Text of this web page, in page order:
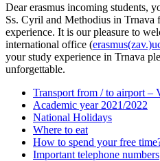
Dear erasmus incoming students,
Ss. Cyril and Methodius in Trnava
experience. It is our pleasure to
international office (
your study experience in Trnava
unforgettable.
Transport from / to airport –
Academic year 2021/2022
National Holidays
Where to eat
How to spend your free
Important telephone numbers